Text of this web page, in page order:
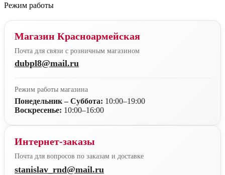
Режим работы
Магазин Красноармейская
Почта для связи с розничным магазином
dubpl8@mail.ru
Режим работы магазина
Понедельник – Суббота: 10:00–19:00
Воскресенье: 10:00–16:00
Интернет-заказы
Почта для вопросов по заказам и доставке
stanislav_rnd@mail.ru